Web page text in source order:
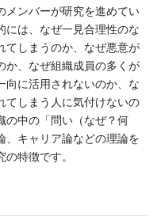
メンバーが研究を進めてい
には、なぜ一見合理性のな
てしまうのか、なぜ悪意が
か、なぜ組織成員の多くが
向に活用されないのか、な
てしまう人に気付けないの
の中の「問い（なぜ？何
、キャリア論などの理論を
特徴です。